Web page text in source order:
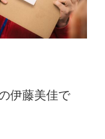
伊藤美佳で